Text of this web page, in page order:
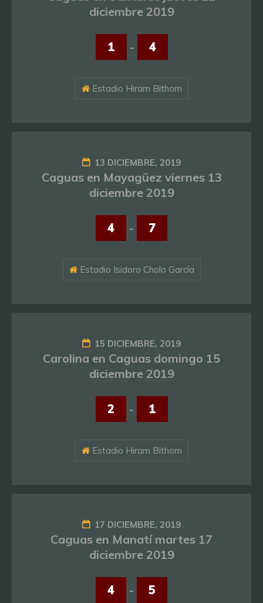
diciembre 2019
1 - 4
Estadio Hiram Bithorn
13 DICIEMBRE, 2019
Caguas en Mayagüez viernes 13
diciembre 2019
4 - 7
Estadio Isidoro Cholo García
15 DICIEMBRE, 2019
Carolina en Caguas domingo 15
diciembre 2019
2 - 1
Estadio Hiram Bithorn
17 DICIEMBRE, 2019
Caguas en Manatí martes 17
diciembre 2019
4 - 5